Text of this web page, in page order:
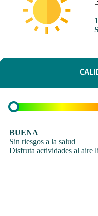
BUENA
Sin riesgos a la salud
Disfruta actividades al aire